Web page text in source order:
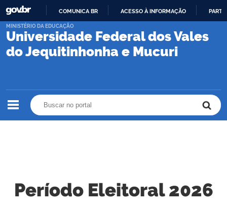
PARA
CONTEÚDO
COMUNICA BR ACESSO À INFORMAÇÃO
Universidade Federal dos Vales
do Jequitinhonha e Mucuri
MINISTÉRIO DA EDUCAÇÃO
Período Eleitoral 2026